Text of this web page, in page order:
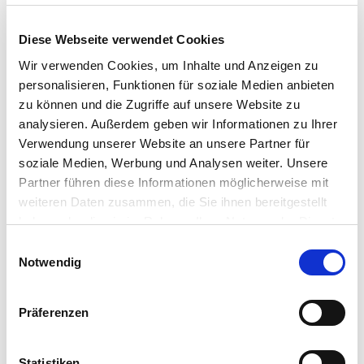
Diese Webseite verwendet Cookies
Wir verwenden Cookies, um Inhalte und Anzeigen zu
personalisieren, Funktionen für soziale Medien anbieten
zu können und die Zugriffe auf unsere Website zu
analysieren. Außerdem geben wir Informationen zu Ihrer
Verwendung unserer Website an unsere Partner für
soziale Medien, Werbung und Analysen weiter. Unsere
Partner führen diese Informationen möglicherweise mit
weiteren Daten zusammen, die Sie ihnen bereitgestellt
haben oder die sie im Rahmen Ihrer Nutzung der Dienste
betätigen Sie anschließend den "OK"-Button:
Notwendig
Präferenzen
sie auch für weniger erfahrene Gärtner eine ideale Wahl.
lassen Sie sie mit ihrer Pracht erstrahlen. Verschönern Sie Ihre
Terrasse oder Ihren Balkon mit einem Kübel dieser Pflanze
und genießen Sie ihre fesselnde Aura.
Weitere Informationen
Buntblättrig
Kompakt und pflegeleicht
Lieferumfang: 3 Stück pro Verpackungseinheit